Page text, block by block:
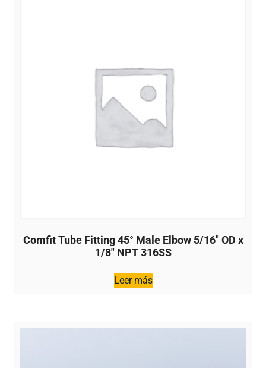
Comfit Tube Fitting 45° Male Elbow 5/16″ OD x
1/8″ NPT 316SS
Leer más